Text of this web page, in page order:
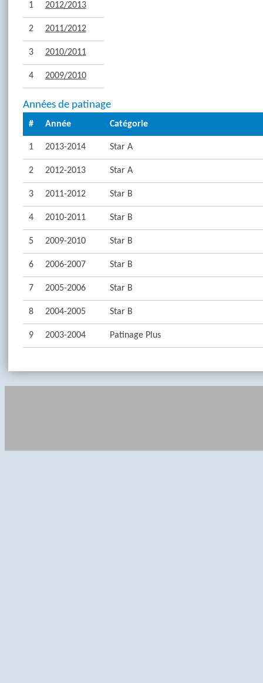
1 2012/2013
2 2011/2012
3 2010/2011
4 2009/2010
Années de patinage
# Année Catégorie
1 2013-2014 Star A
2 2012-2013 Star A
3 2011-2012 Star B
4 2010-2011 Star B
5 2009-2010 Star B
6 2006-2007 Star B
7 2005-2006 Star B
8 2004-2005 Star B
9 2003-2004 Patinage Plus